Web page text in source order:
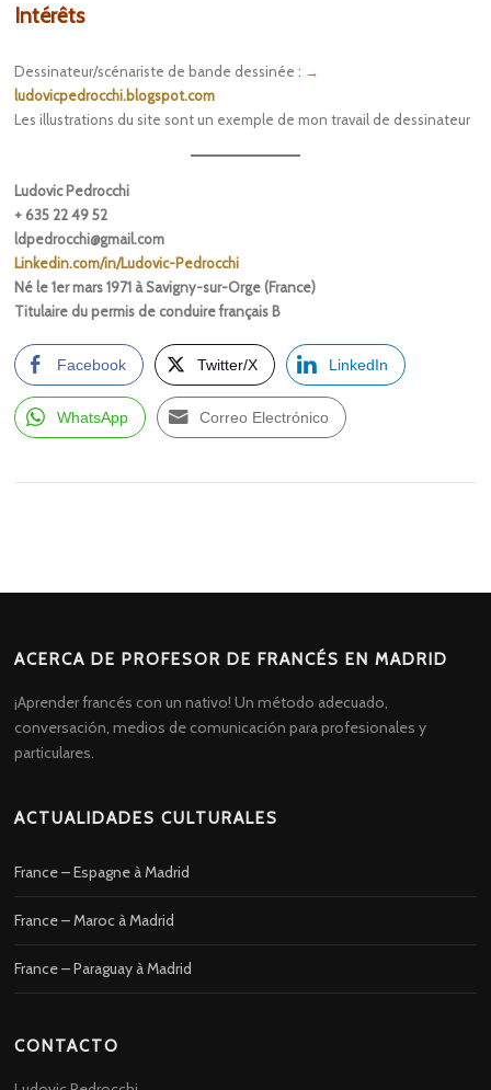
Intérêts
Dessinateur/scénariste de bande dessinée : →
ludovicpedrocchi.blogspot.com
Les illustrations du site sont un exemple de mon travail de dessinateur
Ludovic Pedrocchi
+ 635 22 49 52
ldpedrocchi@gmail.com
Linkedin.com/in/Ludovic-Pedrocchi
Né le 1er mars 1971 à Savigny-sur-Orge (France)
Titulaire du permis de conduire français B
Facebook Twitter/X LinkedIn
WhatsApp Correo Electrónico
ACERCA DE PROFESOR DE FRANCÉS EN MADRID
¡Aprender francés con un nativo! Un método adecuado,
conversación, medios de comunicación para profesionales y
particulares.
ACTUALIDADES CULTURALES
France – Espagne à Madrid
France – Maroc à Madrid
France – Paraguay à Madrid
CONTACTO